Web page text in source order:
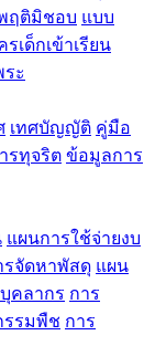
ฤติมิชอบ แบบ
เด็กเข้าเรียน
ะ
เทศบัญญัติ คู่มือ
รทุจริต ข้อมูลการ
แผนการใช้จ่ายงบ
รจัดหาพัสดุ แผน
คลากร การ
รรมพืช การ